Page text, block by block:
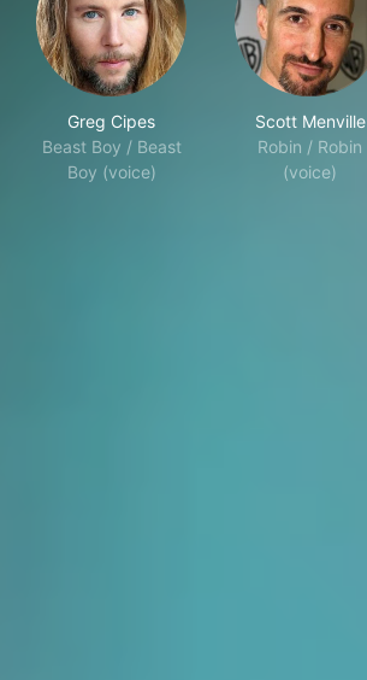
Greg Cipes
Beast Boy / Beast
Boy (voice)
Scott Menville
Robin / Robin
(voice)